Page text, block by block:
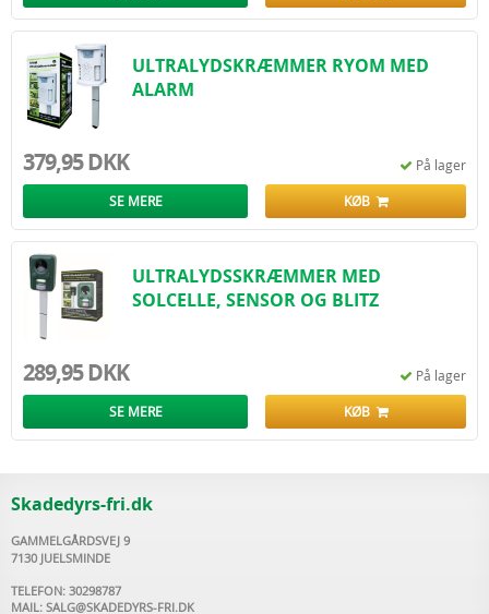
ULTRALYDSKRÆMMER RYOM MED
ALARM
379,95 DKK På lager
SE MERE KØB
ULTRALYDSSKRÆMMER MED
SOLCELLE, SENSOR OG BLITZ
289,95 DKK På lager
SE MERE KØB
Skadedyrs-fri.dk
GAMMELGÅRDSVEJ 9
7130 JUELSMINDE
TELEFON: 30298787
MAIL: SALG@SKADEDYRS-FRI.DK